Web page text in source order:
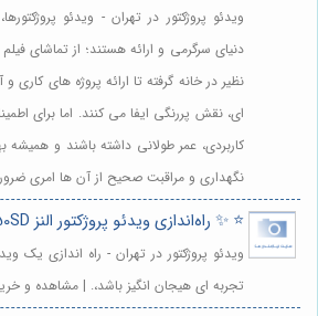
ویدئو پروژکتور در تهران - ویدئو
دنیای سرگرمی و ارائه هستند؛ از تماشای
نظیر در خانه گرفته تا ارائه پروژه های
ای، نقش پررنگی ایفا می کنند. اما برای
کاربردی، عمر طولانی داشته باشند و همیشه
نگهداری و مراقبت صحیح از آن ها امری
⭐️ ✨ راه‌اندازی ویدئو پروژکتور النز 550SD: از جعبه تا نمایش
ویدئو پروژکتور در تهران - راه اندازی یک
تجربه ای هیجان انگیز باشد،. | مشاهده و